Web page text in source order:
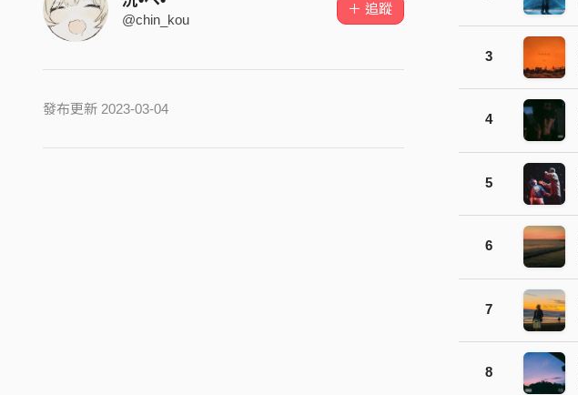
@chin_kou
＋ 追蹤
發布更新 2023-03-04
3
4
5
6
7
8